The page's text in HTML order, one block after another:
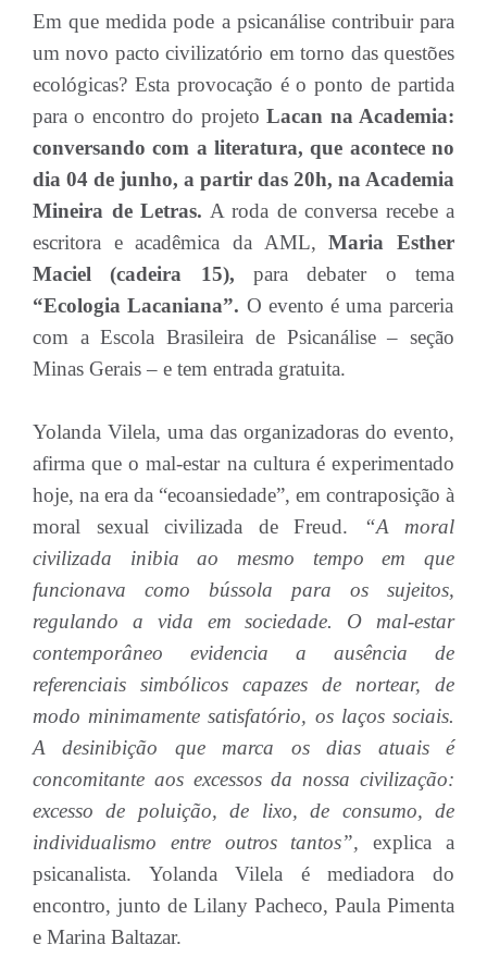
Em que medida pode a psicanálise contribuir para
um novo pacto civilizatório em torno das questões
ecológicas? Esta provocação é o ponto de partida
para o encontro do projetoLacan na Academia:
conversando com a literatura, que acontece no
dia 04 de junho, a partir das 20h, na Academia
Mineira de Letras. A roda de conversa recebe a
escritora e acadêmica da AML,Maria Esther
Maciel (cadeira 15), para debater o tema
“Ecologia Lacaniana”. O evento é uma parceria
com a Escola Brasileira de Psicanálise – seção
Minas Gerais – e tem entrada gratuita.
Yolanda Vilela, uma das organizadoras do evento,
afirma que o mal-estar na cultura é experimentado
hoje, na era da “ecoansiedade”, em contraposição à
moral sexual civilizada de Freud.
“A moral
civilizada inibia ao mesmo tempo em que
funcionava como bússola para os sujeitos,
regulando a vida em sociedade. O mal-estar
contemporâneo evidencia a ausência de
referenciais simbólicos capazes de nortear, de
modo minimamente satisfatório, os laços sociais.
A desinibição que marca os dias atuais é
concomitante aos excessos da nossa civilização:
excesso de poluição, de lixo, de consumo, de
individualismo entre outros tantos”, explica a
psicanalista. Yolanda Vilela é mediadora do
encontro, junto de Lilany Pacheco, Paula Pimenta
e Marina Baltazar.